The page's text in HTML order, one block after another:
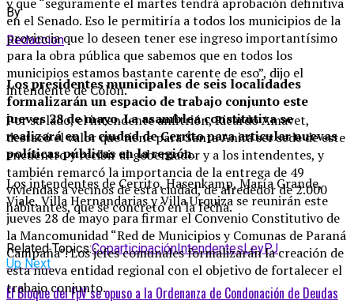
en el Senado. Eso le permitiría a todos los municipios de la
provincia que lo deseen tener ese ingreso importantísimo
para la obra pública que sabemos que en todos los
municipios estamos bastante carente de eso”, dijo el
intendente de Colón.
Por su lado, el intendente anfitrión, Ricardo Amavet,
destacó el valor que tiene para Santa Anita ser sede de este
encuentro y recibir al gobernador y a los intendentes, y
también remarcó la importancia de la entrega de 49
viviendas a vecinos de esta ciudad, de alrededor de 2.000
habitantes, que se concretó en la fecha.
Related Topics:CoparticipaciónIntendentesLeyPJ
Up Next
El Bloque del FpV se opuso a la Ordenanza de Condonación de Deudas
By
Redaccion
Los presidentes municipales de seis localidades
formalizarán un espacio de trabajo conjunto este
jueves 28 de mayo. La asamblea constitutiva se
realizará en la ciudad de Cerrito para articular nuevas
políticas públicas en la región.
Los intendentes de Cerrito, Hasenkamp, María Grande,
Viale, Villa Hernandarias y Villa Urquiza se reunirán este
jueves 28 de mayo para firmar el Convenio Constitutivo de
la Mancomunidad “Red de Municipios y Comunas de Paraná
Campaña”. Los jefes comunales formalizarán la creación de
esta nueva entidad regional con el objetivo de fortalecer el
trabajo conjunto.